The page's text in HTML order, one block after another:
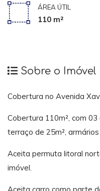
ÁREA ÚTIL
110 m²
Sobre o Imóvel
Cobertura no Avenida
Cobertura 110m², com
terraço de 25m²,
Aceita permuta litoral
imóvel.